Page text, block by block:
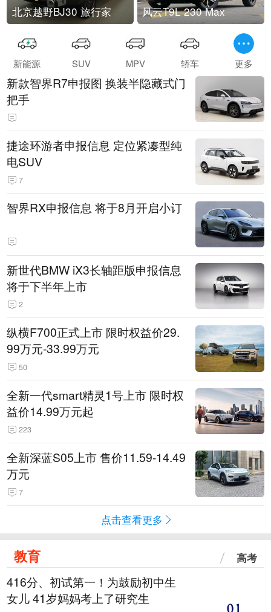
北京越野BJ30 旅行家 风云T9L 230 Max
新能源 SUV MPV 轿车 更多
新款智界R7申报图 换装半隐藏式门
把手
捷途环游者申报信息 定位紧凑型纯
电SUV
7
智界RX申报信息 将于8月开启小订
新世代BMW iX3长轴距版申报信息
将于下半年上市
2
纵横F700正式上市 限时权益价29.
99万元-33.99万元
50
全新一代smart精灵1号上市 限时权
益价14.99万元起
223
全新深蓝S05上市 售价11.59-14.49
万元
7
点击查看更多
教育 高考
416分、初试第一！为鼓励初中生
女儿 41岁妈妈考上了研究生